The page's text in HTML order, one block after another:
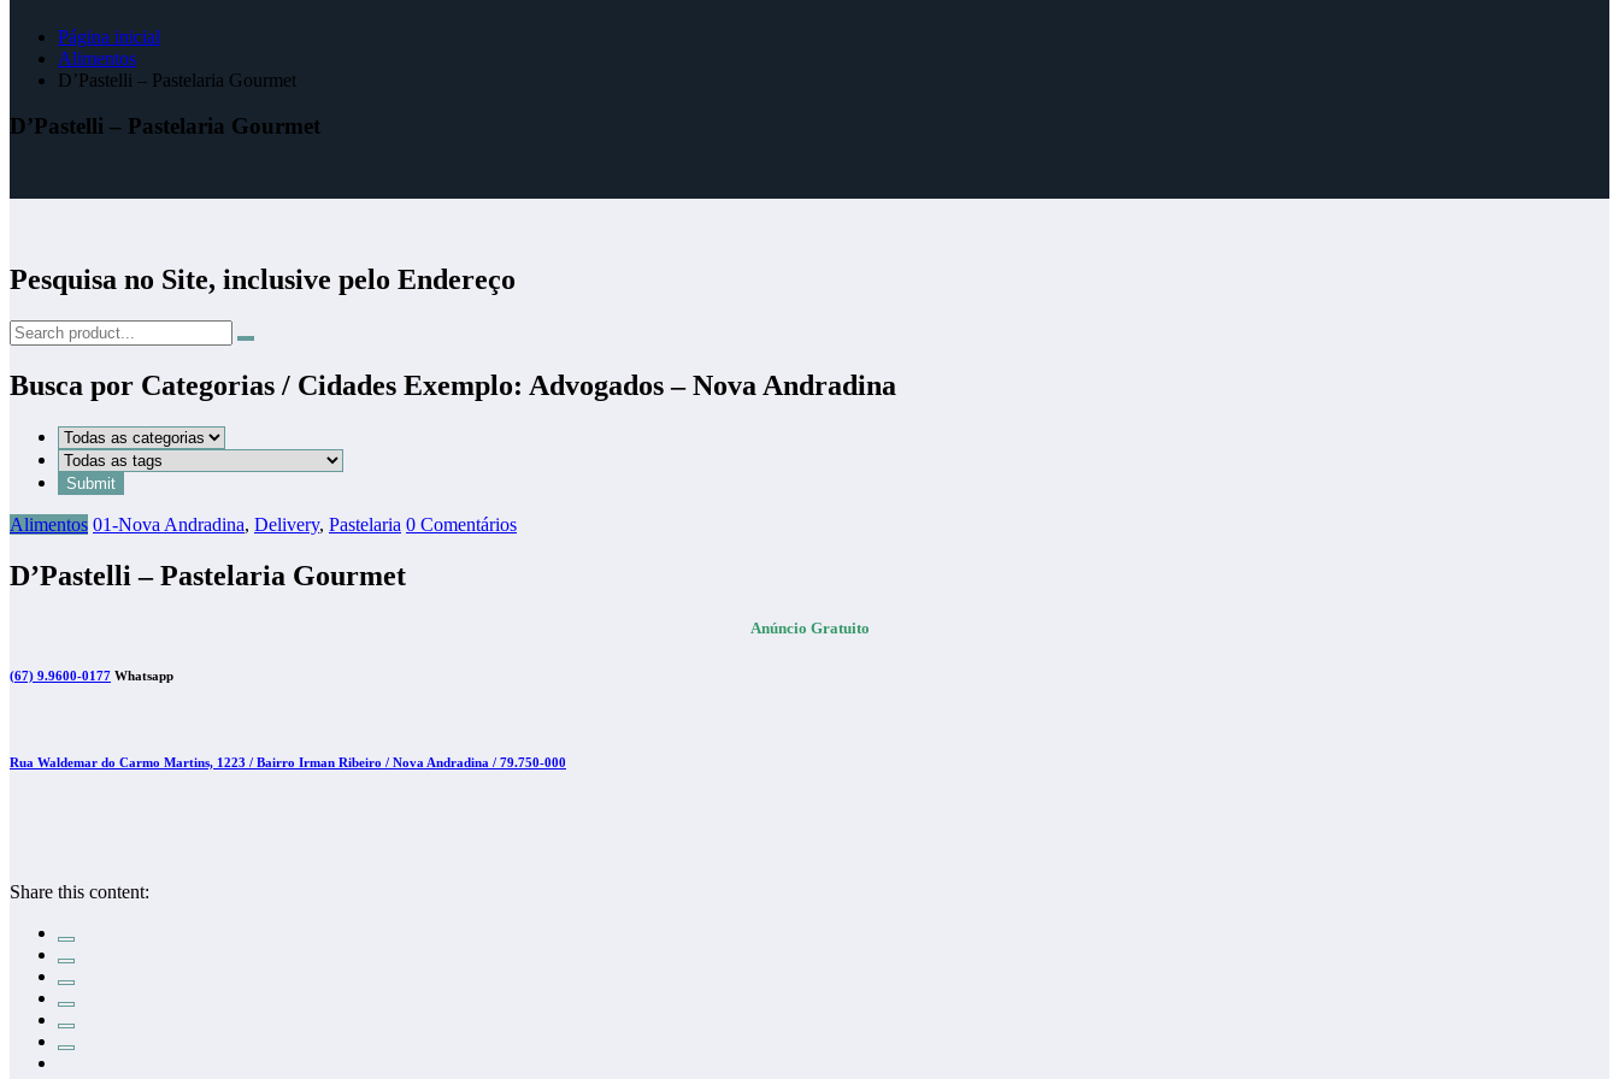
Página inicial
Alimentos
D’Pastelli – Pastelaria Gourmet
D’Pastelli – Pastelaria Gourmet
Pesquisa no Site, inclusive pelo Endereço
Busca por Categorias / Cidades Exemplo: Advogados – Nova Andradina
Alimentos 01-Nova Andradina, Delivery, Pastelaria 0 Comentários
D’Pastelli – Pastelaria Gourmet
Anúncio Gratuito
(67) 9.9600-0177 Whatsapp
Rua Waldemar do Carmo Martins, 1223 / Bairro Irman Ribeiro / Nova Andradina / 79.750-000
Share this content: